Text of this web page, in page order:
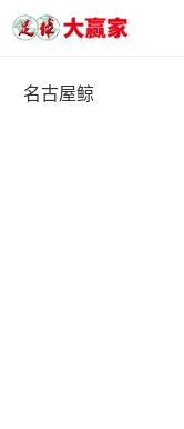
名古屋鲸